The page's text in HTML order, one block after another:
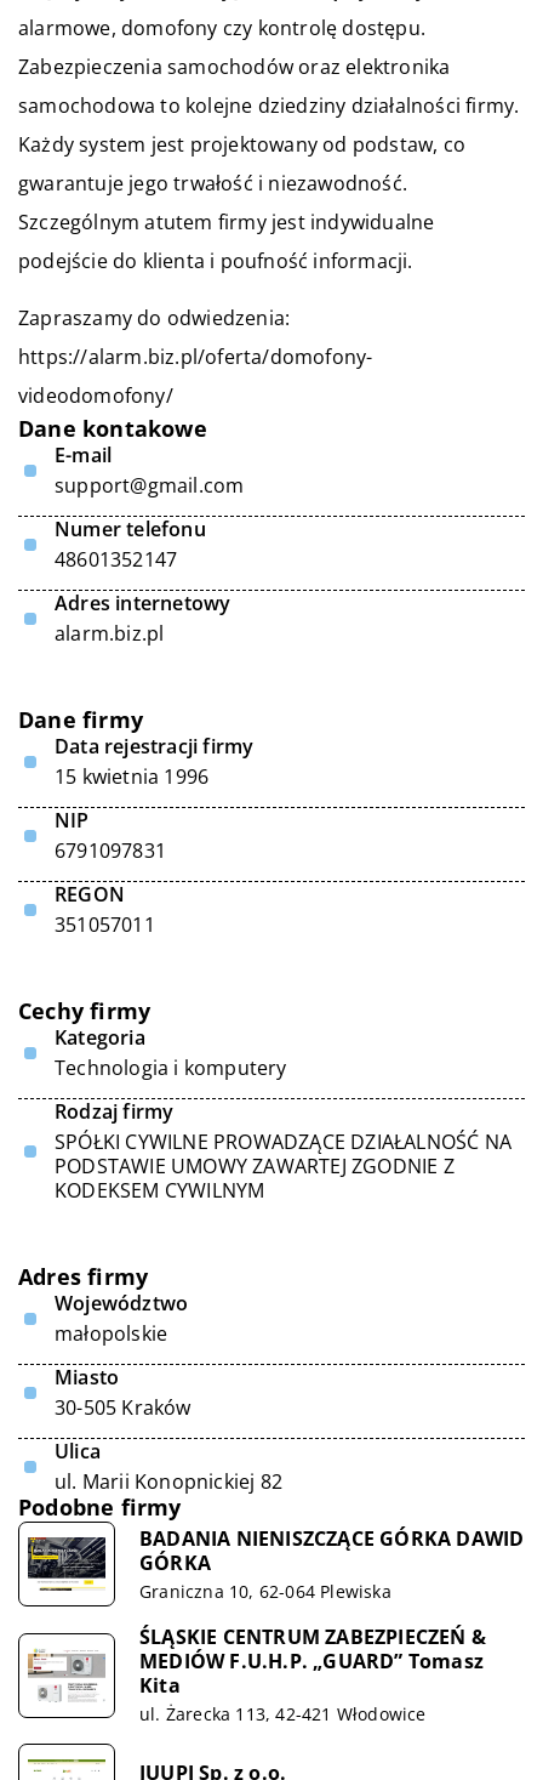
alarmowe, domofony czy kontrolę dostępu.
Zabezpieczenia samochodów oraz elektronika
samochodowa to kolejne dziedziny działalności firmy.
Każdy system jest projektowany od podstaw, co
gwarantuje jego trwałość i niezawodność.
Szczególnym atutem firmy jest indywidualne
podejście do klienta i poufność informacji.
Zapraszamy do odwiedzenia:
https://alarm.biz.pl/oferta/domofony-
videodomofony/
Dane kontakowe
E-mail
support@gmail.com
Numer telefonu
48601352147
Adres internetowy
alarm.biz.pl
Dane firmy
Data rejestracji firmy
15 kwietnia 1996
NIP
6791097831
REGON
351057011
Cechy firmy
Kategoria
Technologia i komputery
Rodzaj firmy
SPÓŁKI CYWILNE PROWADZĄCE DZIAŁALNOŚĆ NA
PODSTAWIE UMOWY ZAWARTEJ ZGODNIE Z
KODEKSEM CYWILNYM
Adres firmy
Województwo
małopolskie
Miasto
30-505 Kraków
Ulica
ul. Marii Konopnickiej 82
Podobne firmy
BADANIA NIENISZCZĄCE GÓRKA DAWID
GÓRKA
Graniczna 10, 62-064 Plewiska
ŚLĄSKIE CENTRUM ZABEZPIECZEŃ &
MEDIÓW F.U.H.P. „GUARD” Tomasz
Kita
ul. Żarecka 113, 42-421 Włodowice
JUUPI Sp. z o.o.